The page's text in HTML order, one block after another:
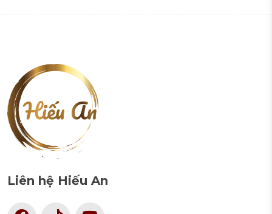
Liên hệ Hiếu An